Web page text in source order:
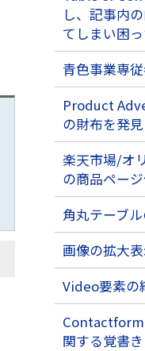
し、記事内
てしまい困
青色事業専
Product
の財布を発
楽天市場/オ
の商品ペー
角丸テーブ
画像の拡大
Video要素の
関する覚書き